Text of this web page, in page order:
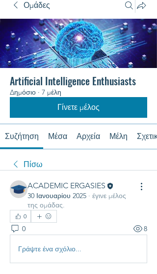
Ομάδες
Artificial Intelligence Enthusiasts
Δημόσιο · 7 μέλη
Γίνετε μέλος
Συζήτηση Μέσα Αρχεία Μέλη
Πίσω
ACADEMIC ERGASIES
30 Ιανουαρίου 2025 · έγινε μέλος
της ομάδας.
0
0 8
Γράψτε ένα σχόλιο...